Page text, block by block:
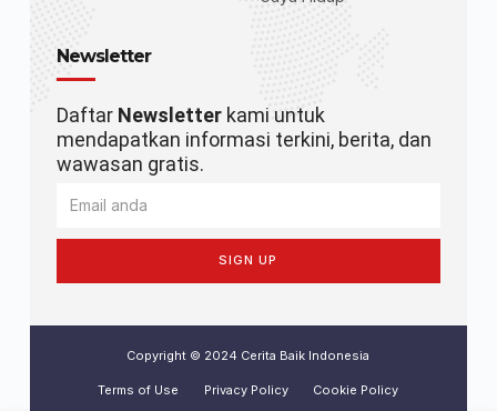
Newsletter
Daftar Newsletterkami untuk
mendapatkan informasi terkini, berita, dan
wawasan gratis.
SIGN UP
Copyright © 2024 Cerita Baik Indonesia
Terms of Use Privacy Policy Cookie Policy